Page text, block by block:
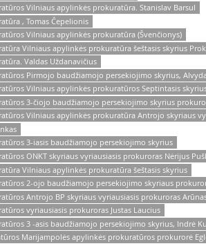
Vilniaus apylinkės prokuratūra. Stanislav Barsul
, Tomas Čepelionis
Vilniaus apylinkės prokuratūra (Švenčionys)
Vilniaus apylinkės prokuratūra šeštasis skyrius
Valdas Uždanavičius
Pirmojo baudžiamojo persekiojimo skyrius,
Vilniaus apylinkės prokuratūros Septintasis
3-čiojo baudžiamojo persekiojimo skyrius
Vilniaus apylinkės prokuratūra Antrojo skyriaus
3-iasis baudžiamojo persekiojimo skyrius
ONKT skyriaus vyriausiasis prokuroras Nėrijus
Vilniaus apylinkės prokuratūra šeštasis skyrius
2-ojo baudžiamojo persekiojimo skyriaus
Antrojo BP skyriaus vyriausiasis prokuroras
vyriausiasis prokuroras Justas Laucius
3 -asis baudžiamojo persekiojimo skyrius, Indrė
Marijampolės apylinkės prokuratūros prokurorė